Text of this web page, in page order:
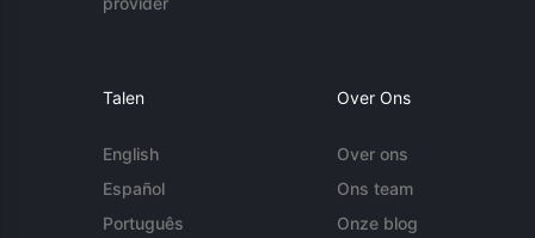
Talen
English
Español
Português
Over Ons
Over ons
Ons team
Onze blog